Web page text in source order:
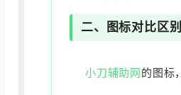
二、图标对比区别
小刀辅助网 的图标，